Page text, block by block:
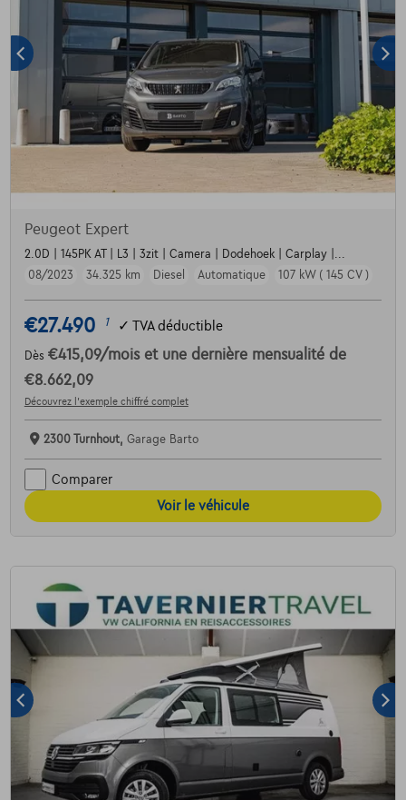
Peugeot Expert
2.0D | 145PK AT | L3 | 3zit | Camera | Dodehoek | Carplay |...
08/2023
34.325 km Diesel Automatique 107 kW ( 145 CV )
€27.490 1 ✓ TVA déductible
Dès €415,09/mois et une dernière mensualité de
€8.662,09
Découvrez l’exemple chiffré complet
2300 Turnhout, Garage Barto
Comparer
Voir le véhicule